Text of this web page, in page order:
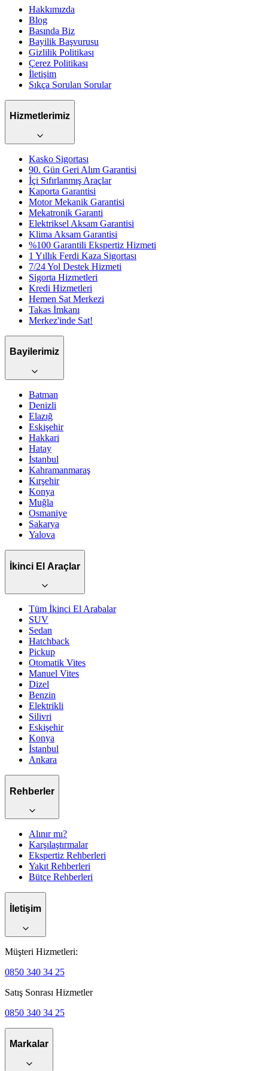
Hakkımızda
Blog
Basında Biz
Bayilik Başvurusu
Gizlilik Politikası
Çerez Politikası
İletişim
Sıkça Sorulan Sorular
Hizmetlerimiz
Kasko Sigortası
90. Gün Geri Alım Garantisi
İçi Sıfırlanmış Araçlar
Kaporta Garantisi
Motor Mekanik Garantisi
Mekatronik Garanti
Elektriksel Aksam Garantisi
Klima Aksam Garantisi
%100 Garantili Ekspertiz Hizmeti
1 Yıllık Ferdi Kaza Sigortası
7/24 Yol Destek Hizmeti
Sigorta Hizmetleri
Kredi Hizmetleri
Hemen Sat Merkezi
Takas İmkanı
Merkez'inde Sat!
Bayilerimiz
Batman
Denizli
Elazığ
Eskişehir
Hakkari
Hatay
İstanbul
Kahramanmaraş
Kırşehir
Konya
Muğla
Osmaniye
Sakarya
Yalova
İkinci El Araçlar
Tüm İkinci El Arabalar
SUV
Sedan
Hatchback
Pickup
Otomatik Vites
Manuel Vites
Dizel
Benzin
Elektrikli
Silivri
Eskişehir
Konya
İstanbul
Ankara
Rehberler
Alınır mı?
Karşılaştırmalar
Ekspertiz Rehberleri
Yakıt Rehberleri
Bütçe Rehberleri
İletişim
Müşteri Hizmetleri:
0850 340 34 25
Satış Sonrası Hizmetler
0850 340 34 25
Markalar